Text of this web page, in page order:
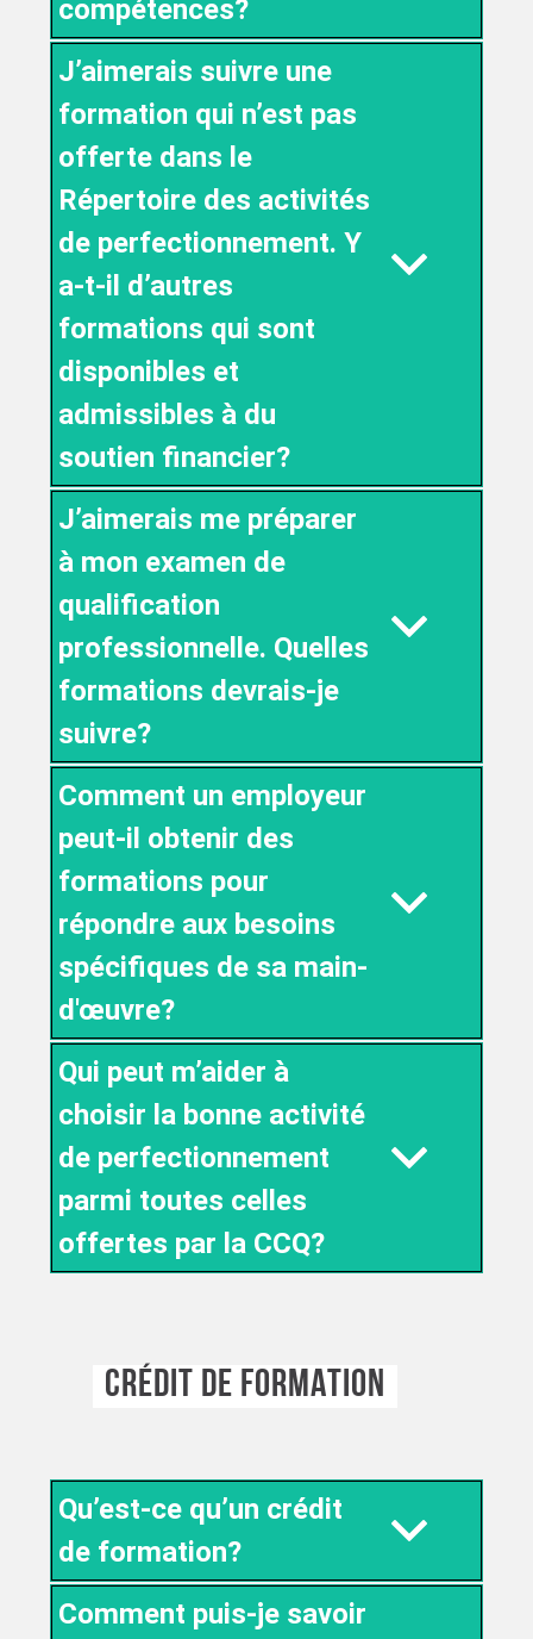
compétences?
J’aimerais suivre une
formation qui n’est pas
offerte dans le
Répertoire des activités
de perfectionnement. Y
a-t-il d’autres
formations qui sont
disponibles et
admissibles à du
soutien financier?
J’aimerais me préparer
à mon examen de
qualification
professionnelle. Quelles
formations devrais-je
suivre?
Comment un employeur
peut-il obtenir des
formations pour
répondre aux besoins
spécifiques de sa main-
d'œuvre?
Qui peut m’aider à
choisir la bonne activité
de perfectionnement
parmi toutes celles
offertes par la CCQ?
CRÉDIT DE FORMATION
Qu’est-ce qu’un crédit
de formation?
Comment puis-je savoir